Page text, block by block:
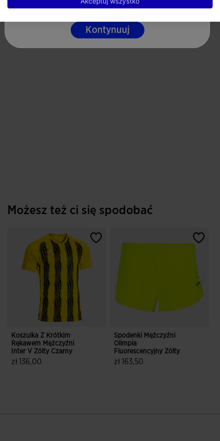
Możesz też ci się spodobać
Koszulka Z Krótkim
Rękawem Mężczyźni
Inter V Zólty Czarny
zł 136,00
Spodenki Mężczyźni
Olimpia
Fluorescencyjny Zólty
zł 163,50
Kontynuuj